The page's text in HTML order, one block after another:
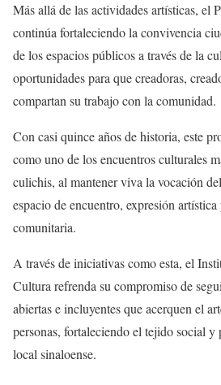
Más allá de las actividades artísticas, el
continúa fortaleciendo la convivencia
de los espacios públicos a través de la
oportunidades para que creadoras,
compartan su trabajo con la comunidad.
Con casi quince años de historia, este
como uno de los encuentros culturales
culichis, al mantener viva la vocación
espacio de encuentro, expresión
comunitaria.
A través de iniciativas como esta, el
Cultura refrenda su compromiso de
abiertas e incluyentes que acerquen el
personas, fortaleciendo el tejido social
local sinaloense.